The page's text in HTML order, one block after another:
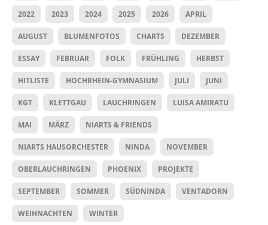
2022 2023 2024 2025 2026 APRIL
AUGUST BLUMENFOTOS CHARTS DEZEMBER
ESSAY FEBRUAR FOLK FRÜHLING HERBST
HITLISTE HOCHRHEIN-GYMNASIUM JULI JUNI
KGT KLETTGAU LAUCHRINGEN LUISA AMIRATU
MAI MÄRZ NIARTS & FRIENDS
NIARTS HAUSORCHESTER NINDA NOVEMBER
OBERLAUCHRINGEN PHOENIX PROJEKTE
SEPTEMBER SOMMER SÜDNINDA VENTADORN
WEIHNACHTEN WINTER